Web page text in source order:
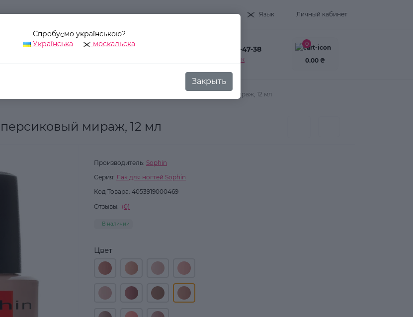
Язык Личный кабинет
+38(093) 995-47-38
Заказать звонок
0
0.00 ₴
Лак для ногтей Sophin №046 персиковый мираж, 12 мл
Спробуємо українською?
Українська
москальска
Закрыть
мираж, 12 мл
Производитель: Sophin
Серия: Лак для ногтей Sophin
Код Товара: 4053919000469
Отзывы: (0)
В наличии
Цвет